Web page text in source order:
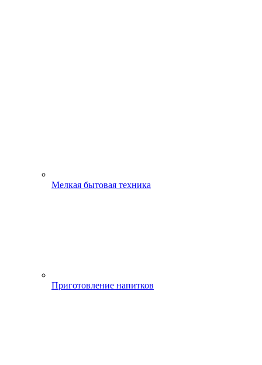
Мелкая бытовая техника
Приготовление напитков